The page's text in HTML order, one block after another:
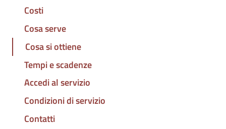
Costi
Cosa serve
Cosa si ottiene
Tempi e scadenze
Accedi al servizio
Condizioni di servizio
Contatti